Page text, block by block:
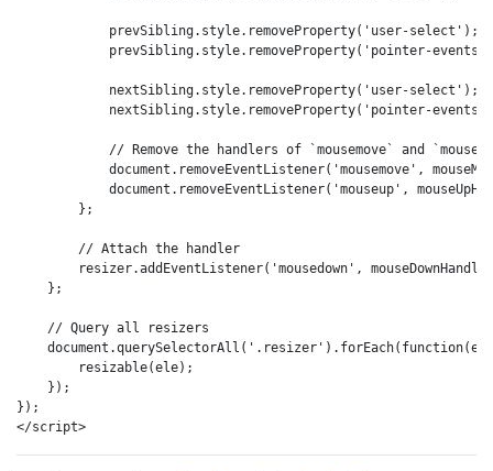
            prevSibling.style.removeProperty('user-select');
prevSibling.style.removeProperty('pointer-
            nextSibling.style.removeProperty('user-select');
nextSibling.style.removeProperty('pointer-
// Remove the handlers of `mousemove` and
document.removeEventListener('mousemove',
document.removeEventListener('mouseup',
        };
        // Attach the handler
resizer.addEventListener('mousedown',
    };
    // Query all resizers
        resizable(ele);
    });
});
</script>